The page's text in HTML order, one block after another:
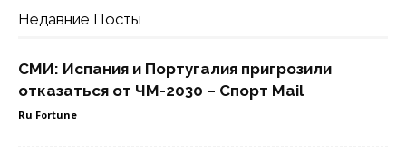
Недавние Посты
СМИ: Испания и Португалия пригрозили
отказаться от ЧМ-2030 – Спорт Mail
Ru Fortune